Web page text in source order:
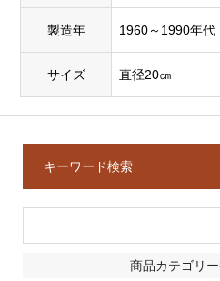
製造年 1960～1990年代
サイズ 直径20㎝
キーワード検索
商品カテゴリ